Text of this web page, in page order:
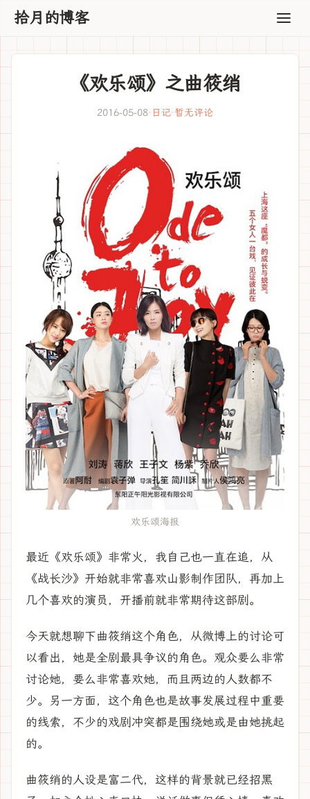
拾月的博客
《欢乐颂》之曲筱绡
2016-05-08· 日记·暂无评论
欢乐颂海报
最近《欢乐颂》非常火，我自己也一直在追，从
《战长沙》开始就非常喜欢山影制作团队，再加上
几个喜欢的演员，开播前就非常期待这部剧。
今天就想聊下曲筱绡这个角色，从微博上的讨论可
以看出，她是全剧最具争议的角色。观众要么非常
讨论她，要么非常喜欢她，而且两边的人数都不
少。另一方面，这个角色也是故事发展过程中重要
的线索，不少的戏剧冲突都是围绕她或是由她挑起
的。
曲筱绡的人设是富二代，这样的背景就已经招黑